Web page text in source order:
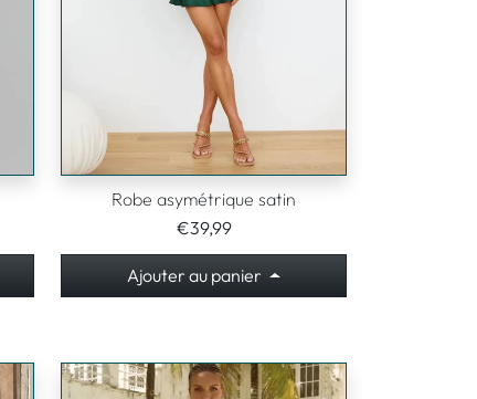
Robe asymétrique satin
€39,99
Ajouter au panier